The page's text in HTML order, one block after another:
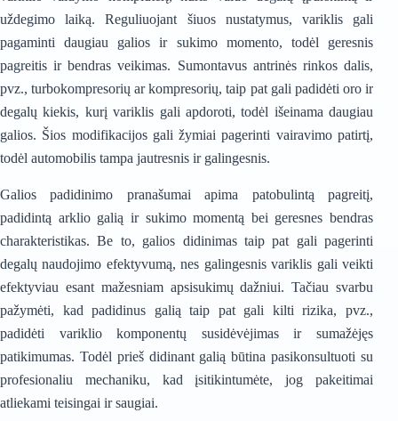
uždegimo laiką. Reguliuojant šiuos nustatymus, variklis gali
pagaminti daugiau galios ir sukimo momento, todėl geresnis
pagreitis ir bendras veikimas. Sumontavus antrinės rinkos dalis,
pvz., turbokompresorių ar kompresorių, taip pat gali padidėti oro ir
degalų kiekis, kurį variklis gali apdoroti, todėl išeinama daugiau
galios. Šios modifikacijos gali žymiai pagerinti vairavimo patirtį,
todėl automobilis tampa jautresnis ir galingesnis.
Galios padidinimo pranašumai apima patobulintą pagreitį,
padidintą arklio galią ir sukimo momentą bei geresnes bendras
charakteristikas. Be to, galios didinimastaip pat gali pagerinti
degalų naudojimo efektyvumą, nes galingesnis variklis gali veikti
efektyviau esant mažesniam apsisukimų dažniui. Tačiau svarbu
pažymėti, kad padidinus galią taip pat gali kilti rizika, pvz.,
padidėti variklio komponentų susidėvėjimas ir sumažėjęs
patikimumas. Todėl prieš didinant galią būtina pasikonsultuoti su
profesionaliu mechaniku, kad įsitikintumėte, jog pakeitimai
atliekami teisingai ir saugiai.